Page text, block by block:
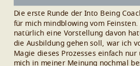
Die erste Runde der Into Being
für mich mindblowing vom
natürlich eine Vorstellung davon
die Ausbildung gehen soll, war ich
Magie dieses Prozesses einfach
mich in meiner Meinung nochmal